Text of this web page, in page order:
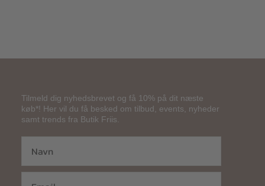
Tilmeld dig nyhedsbrevet og få 10% på dit næste
køb*! Her vil du få besked om tilbud, events, nyheder
samt trends fra Butik Friis.